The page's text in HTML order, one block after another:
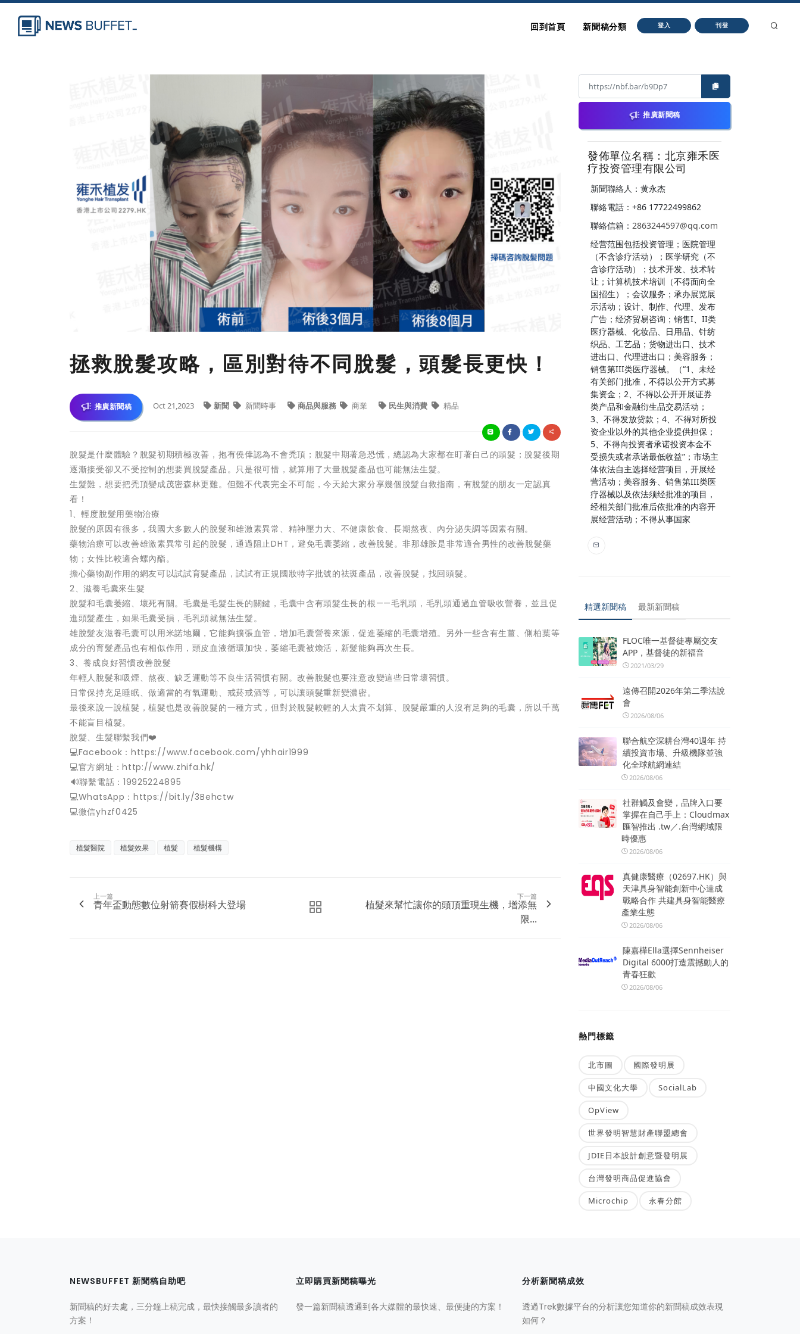
回到首頁 新聞稿分類 登入 刊登
拯救脫髮攻略，區別對待不同脫髮，頭髮長更快！
推廣新聞稿 Oct 21,2023 新聞 新聞時事 商品與服務 商業 民生與消費 精品
脫髮是什麼體驗？脫髮初期積極改善，抱有僥倖認為不會禿頂；脫髮中期著急恐慌，總認為大家都在盯著自己的頭髮；脫髮後期
逐漸接受卻又不受控制的想要買脫髮產品。只是很可惜，就算用了大量脫髮產品也可能無法生髮。
生髮難，想要把禿頂變成茂密森林更難。但難不代表完全不可能，今天給大家分享幾個脫髮自救指南，有脫髮的朋友一定認真
看！
1、輕度脫髮用藥物治療
脫髮的原因有很多，我國大多數人的脫髮和雄激素異常、精神壓力大、不健康飲食、長期熬夜、內分泌失調等因素有關。
藥物治療可以改善雄激素異常引起的脫髮，通過阻止DHT，避免毛囊萎縮，改善脫髮。非那雄胺是非常適合男性的改善脫髮藥
物；女性比較適合螺內酯。
擔心藥物副作用的網友可以試試育髮產品，試試有正規國妝特字批號的祛斑產品，改善脫髮，找回頭髮。
2、滋養毛囊來生髮
脫髮和毛囊萎縮、壞死有關。毛囊是毛髮生長的關鍵，毛囊中含有頭髮生長的根——毛乳頭，毛乳頭通過血管吸收營養，並且促
進頭髮產生，如果毛囊受損，毛乳頭就無法生髮。
雄脫髮友滋養毛囊可以用米諾地爾，它能夠擴張血管，增加毛囊營養來源，促進萎縮的毛囊增殖。另外一些含有生薑、側柏葉等
成分的育髮產品也有相似作用，頭皮血液循環加快，萎縮毛囊被煥活，新髮能夠再次生長。
3、養成良好習慣改善脫髮
年輕人脫髮和吸煙、熬夜、缺乏運動等不良生活習慣有關。改善脫髮也要注意改變這些日常壞習慣。
日常保持充足睡眠、做適當的有氧運動、戒菸戒酒等，可以讓頭髮重新變濃密。
最後來說一說植髮，植髮也是改善脫髮的一種方式，但對於脫髮較輕的人太貴不划算、脫髮嚴重的人沒有足夠的毛囊，所以千萬
不能盲目植髮。
脫髮、生髮聯繫我們❤️
💻Facebook：https://www.facebook.com/yhhair1999
💻官方網址：http://www.zhifa.hk/
️🔊聯繫電話：19925224895
💻WhatsApp：https://bit.ly/3Behctw
💻微信yhzf0425
植髮醫院 植髮效果 植髮 植髮機構
上一篇
青年盃動態數位射箭賽假樹科大登場
下一篇
植髮來幫忙讓你的頭頂重現生機，增添無
限...
推廣新聞稿
發佈單位名稱：北京雍禾医
疗投资管理有限公司
新聞聯絡人：黄永杰
聯絡電話：+86 17722499862
聯絡信箱： 2863244597@qq.com
经营范围包括投资管理；医院管理
（不含诊疗活动）；医学研究（不
含诊疗活动）；技术开发、技术转
让；计算机技术培训（不得面向全
国招生）；会议服务；承办展览展
示活动；设计、制作、代理、发布
广告；经济贸易咨询；销售I、II类
医疗器械、化妆品、日用品、针纺
织品、工艺品；货物进出口、技术
进出口、代理进出口；美容服务；
销售第III类医疗器械。（“1、未经
有关部门批准，不得以公开方式募
集资金；2、不得以公开开展证券
类产品和金融衍生品交易活动；
3、不得发放贷款；4、不得对所投
资企业以外的其他企业提供担保；
5、不得向投资者承诺投资本金不
受损失或者承诺最低收益”；市场主
体依法自主选择经营项目，开展经
营活动；美容服务、销售第III类医
疗器械以及依法须经批准的项目，
经相关部门批准后依批准的内容开
展经营活动；不得从事国家
精選新聞稿 最新新聞稿
FLOC唯一基督徒專屬交友
APP，基督徒的新福音
2021/03/29
遠傳召開2026年第二季法說
會
2026/08/06
聯合航空深耕台灣40週年 持
續投資市場、升級機隊並強
化全球航網連結
2026/08/06
社群觸及會變，品牌入口要
掌握在自己手上：Cloudmax
匯智推出 .tw／.台灣網域限
時優惠
2026/08/06
真健康醫療（02697.HK）與
天津具身智能創新中心達成
戰略合作 共建具身智能醫療
產業生態
2026/08/06
陳嘉樺Ella選擇Sennheiser
Digital 6000打造震撼動人的
青春狂歡
2026/08/06
熱門標籤
北市圖 國際發明展
中國文化大學 SocialLab
OpView
世界發明智慧財產聯盟總會
JDIE日本設計創意暨發明展
台灣發明商品促進協會
Microchip 永春分館
NEWSBUFFET 新聞稿自助吧
新聞稿的好去處，三分鐘上稿完成，最快接觸最多讀者的
方案！
立即購買新聞稿曝光
發一篇新聞稿透通到各大媒體的最快速、最便捷的方案！
分析新聞稿成效
透過Trek數據平台的分析讓您知道你的新聞稿成效表現
如何？